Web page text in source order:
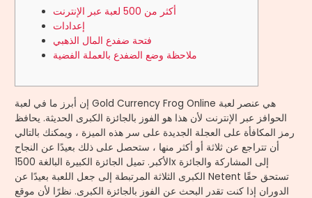
أكثر من 500 لعبة عبر الإنترنت
إعدادات
فتحة ضفدع المال الذهبي
ملاحظة وضع الضفدع بالعملة الفضية
إن أبرز ما في لعبة Gold Currency Frog Online هي عنصر لعبة
الحوافز عبر الإنترنت لأن هذا هو الفوز بالجائزة الكبرى الحديثة. يحافظ
رمز المكافأة على العجلة الجديدة على سر هذه الميزة ، ويمكنك بالتالي
أن تتراجع عن ثلاثة أو أكثر منها ، ستحصل على ذلك بعيدًا عن النجاح
الأكبر. تميل الجائزة الكبيرة البالغة 1500x إلى المشاركة والجائزة
الكبرى الثلاثة المرتبطة إلى جعل اللعبة بعيدًا عن Netent تستحق حقًا
الدوران إذا كنت تقدر البحث عن الفوز بالجائزة الكبرى. نظرًا لأن موقع